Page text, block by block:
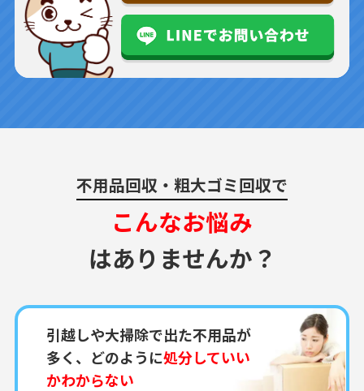
不用品回収・粗大ゴミ回収で
こんなお悩み
はありませんか？
引越しや大掃除で出た不用品が
多く、どのように処分していい
かわからない